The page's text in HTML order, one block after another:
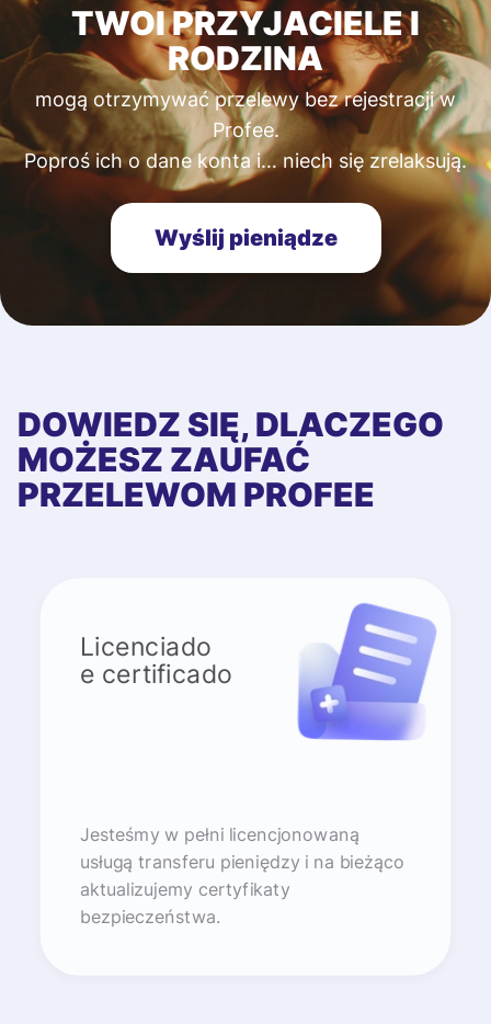
TWOI PRZYJACIELE I
RODZINA
mogą otrzymywać przelewy bez rejestracji w
Profee.
Poproś ich o dane konta i… niech się zrelaksują.
Wyślij pieniądze
DOWIEDZ SIĘ, DLACZEGO
MOŻESZ ZAUFAĆ
PRZELEWOM PROFEE
Licenciado
e certificado
Jesteśmy w pełni licencjonowaną
usługą transferu pieniędzy i na bieżąco
aktualizujemy certyfikaty
bezpieczeństwa.